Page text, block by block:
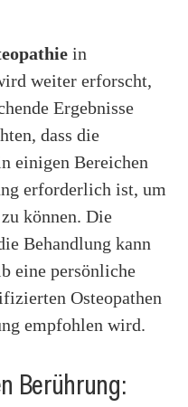
in
weiter erforscht,
Ergebnisse
dass die
einigen Bereichen
erforderlich ist, um
können. Die
Behandlung kann
eine persönliche
Osteopathen
empfohlen wird.
Berührung: